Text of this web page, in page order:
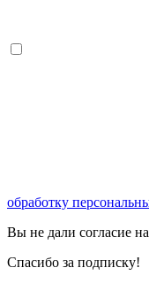
обработку
Вы не дали согласие
Спасибо за подписку!